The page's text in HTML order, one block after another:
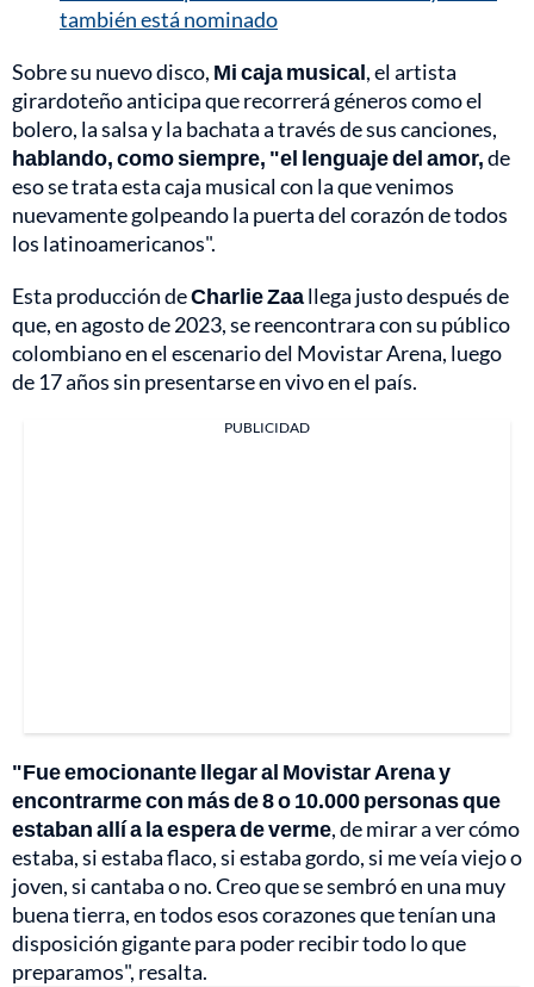
también está nominado
Sobre su nuevo disco, Mi caja musical, el artista
girardoteño anticipa que recorrerá géneros como el
bolero, la salsa y la bachata a través de sus canciones,
hablando, como siempre, "el lenguaje del amor,de
eso se trata esta caja musical con la que venimos
nuevamente golpeando la puerta del corazón de todos
los latinoamericanos".
Esta producción deCharlie Zaallega justo después de
que, en agosto de 2023, se reencontrara con su público
colombiano en el escenario del Movistar Arena, luego
de 17 años sin presentarse en vivo en el país.
PUBLICIDAD
"Fue emocionante llegar al Movistar Arena y
encontrarme con más de 8 o 10.000 personas que
estaban allí a la espera de verme, de mirar a ver cómo
estaba, si estaba flaco, si estaba gordo, si me veía viejo o
joven, si cantaba o no. Creo que se sembró en una muy
buena tierra, en todos esos corazones que tenían una
disposición gigante para poder recibir todo lo que
preparamos", resalta.